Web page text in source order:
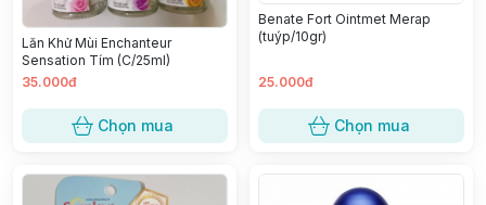
Lăn Khử Mùi Enchanteur
Sensation Tím (C/25ml)
35.000đ
Chọn mua
Benate Fort Ointmet Merap
(tuýp/10gr)
25.000đ
Chọn mua